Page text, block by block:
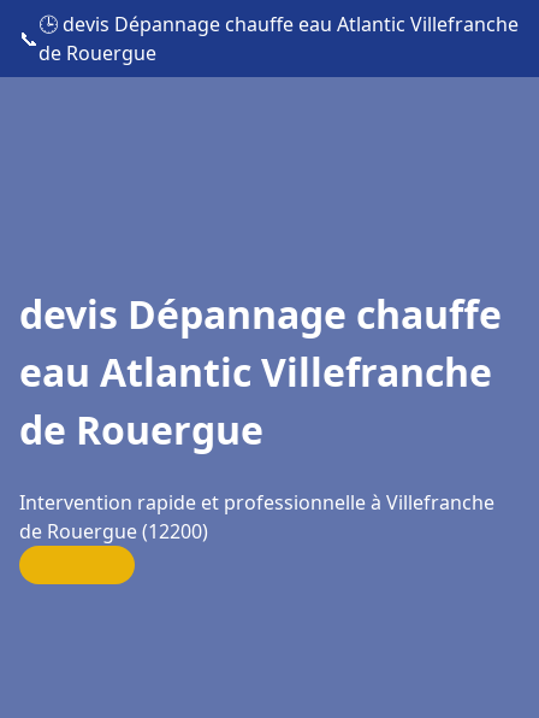
📞
🕒 devis Dépannage chauffe eau Atlantic Villefranche
de Rouergue
devis Dépannage chauffe
eau Atlantic Villefranche
de Rouergue
Intervention rapide et professionnelle à Villefranche
de Rouergue (12200)